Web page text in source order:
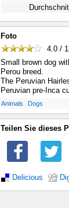
Foto
4.0 /
Small brown dog
Perou breed.
The Peruvian
Peruvian pre-Inca
Animals Dogs
Teilen Sie dieses
Delicious